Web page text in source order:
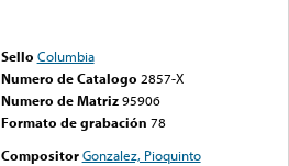
Sello Columbia
Numero de Catalogo 2857-X
Numero de Matriz 95906
Formato de grabación 78
Compositor Gonzalez, Pioquinto